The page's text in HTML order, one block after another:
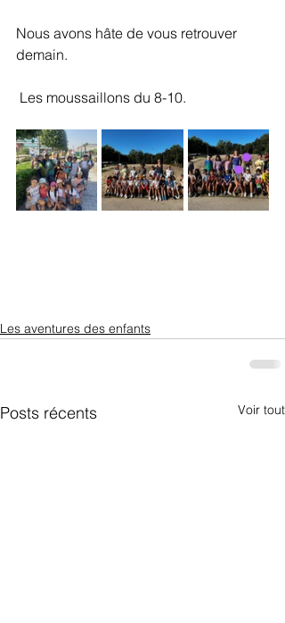
Nous avons hâte de vous retrouver
demain.
Les moussaillons du 8-10.
Les aventures des enfants
Posts récents Voir tout